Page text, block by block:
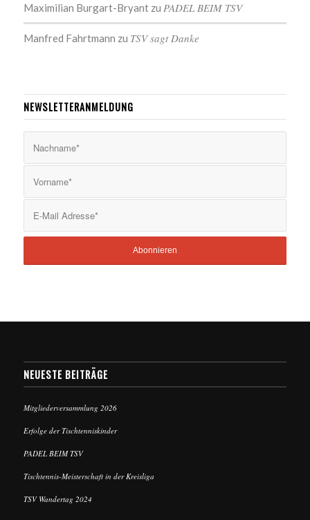
Maximilian Burgart-Bryantzu PADEL BEIM TSV
Manfred Fahrtmann zu TSV sagt Danke
NEWSLETTERANMELDUNG
NEUESTE BEITRÄGE
Mitgliederversammlung 2026
Erfolge der Tischtenniskinder
PADEL BEIM TSV
Tischtennis-Meisterschaft in der Kreisliga
TSV Wandertag 2024